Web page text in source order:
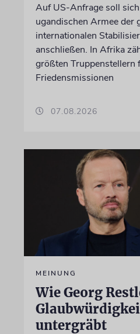
Auf US-Anfrage soll
ugandischen Armee der
internationalen
anschließen. In Afrika
größten Truppenstellern
Friedensmissionen
07.08.2026
MEINUNG
Wie Georg
untergräbt